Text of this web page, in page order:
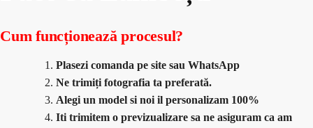
Cum funcționează procesul?
Plasezi comanda pe site sau WhatsApp
Ne trimiți fotografia ta preferată.
Alegi un model si noi il personalizam 100%
Iti trimitem o previzualizare sa ne asiguram ca am